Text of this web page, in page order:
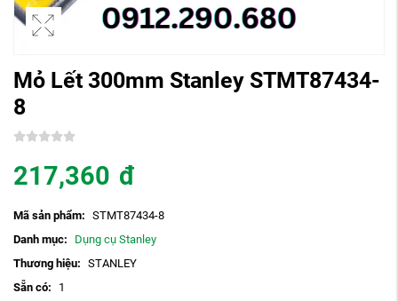
Mỏ Lết 300mm Stanley STMT87434-
8
217,360 đ
Mã sản phẩm: STMT87434-8
Danh mục:
Dụng cụ Stanley
Thương hiệu: STANLEY
Sẵn có:
1